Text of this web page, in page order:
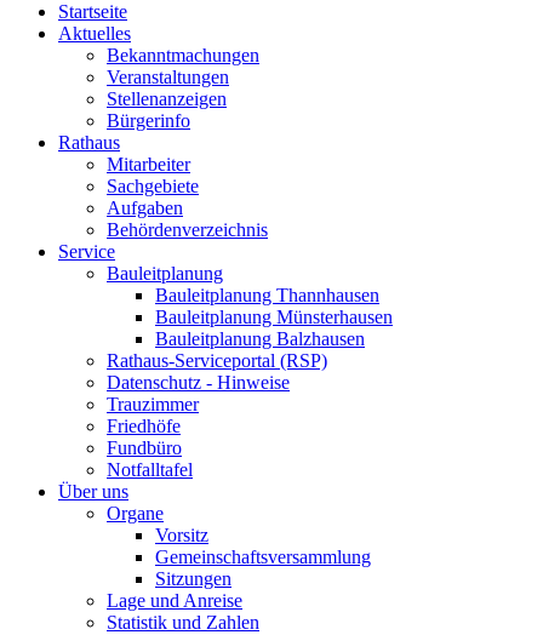
Startseite
Aktuelles
Bekanntmachungen
Veranstaltungen
Stellenanzeigen
Bürgerinfo
Rathaus
Mitarbeiter
Sachgebiete
Aufgaben
Behördenverzeichnis
Service
Bauleitplanung
Bauleitplanung Thannhausen
Bauleitplanung Münsterhausen
Bauleitplanung Balzhausen
Rathaus-Serviceportal (RSP)
Datenschutz - Hinweise
Trauzimmer
Friedhöfe
Fundbüro
Notfalltafel
Über uns
Organe
Vorsitz
Gemeinschaftsversammlung
Sitzungen
Lage und Anreise
Statistik und Zahlen